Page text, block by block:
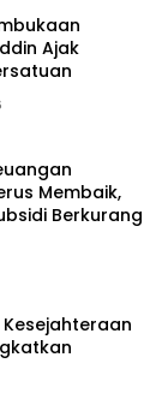
Ajak
Membaik,
Berkurang
Kesejahteraan